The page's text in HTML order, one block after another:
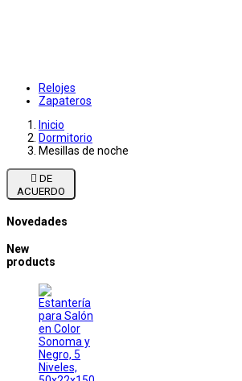
Relojes
Zapateros
Inicio
Dormitorio
Mesillas de noche

ACUERDO
Novedades
New
products